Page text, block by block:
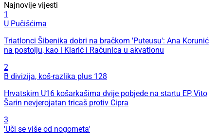
Najnovije vijesti
1
U Pučišćima
Triatlonci Šibenika dobri na bračkom 'Puteusu': Ana Korunić
na postolju, kao i Klarić i Računica u akvatlonu
2
B divizija, koš-razlika plus 128
Hrvatskim U16 košarkašima dvije pobjede na startu EP, Vito
Šarin nevjerojatan tricaš protiv Cipra
3
'Uči se više od nogometa'